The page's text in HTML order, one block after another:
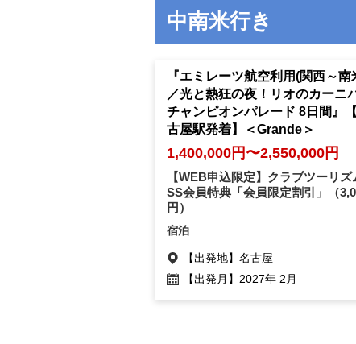
中南米行き
『エミレーツ航空利用(関西～南
／光と熱狂の夜！リオのカーニ
チャンピオンパレード 8日間』
古屋駅発着】＜Grande＞
1,400,000円〜2,550,000円
【WEB申込限定】クラブツーリズ
SS会員特典「会員限定割引」
宿泊